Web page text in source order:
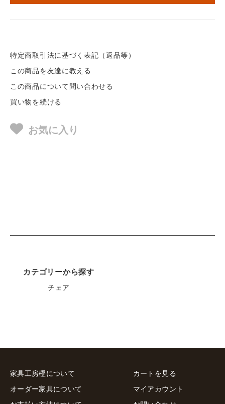
特定商取引法に基づく表記（返品等）
この商品を友達に教える
この商品について問い合わせる
買い物を続ける
お気に入り
カテゴリーから探す
チェア
家具工房橙について
オーダー家具について
カートを見る
マイアカウント